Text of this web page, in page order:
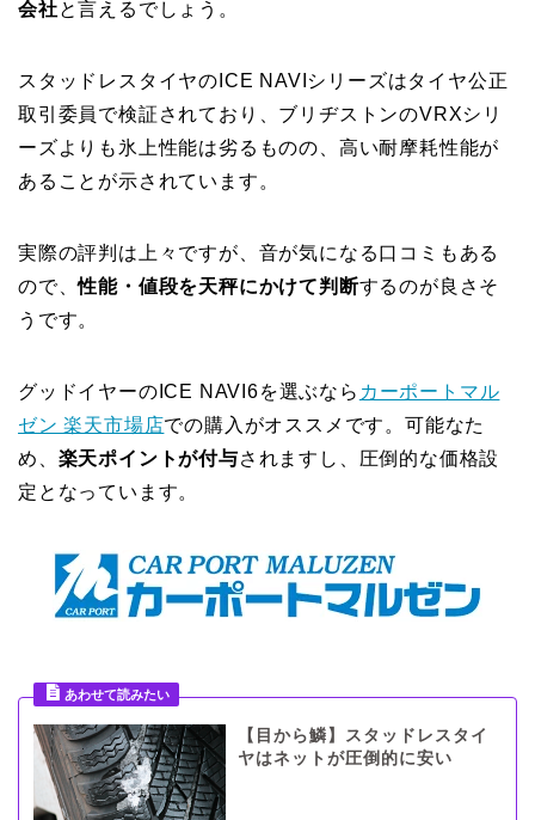
会社と言えるでしょう。
スタッドレスタイヤのICE NAVIシリーズはタイヤ公正
取引委員で検証されており、ブリヂストンのVRXシリ
ーズよりも氷上性能は劣るものの、高い耐摩耗性能が
あることが示されています。
実際の評判は上々ですが、音が気になる口コミもある
ので、性能・値段を天秤にかけて判断するのが良さそ
うです。
グッドイヤーのICE NAVI6を選ぶなら カーポートマル
ゼン 楽天市場店での購入がオススメです。可能なた
め、 楽天ポイントが付与されますし、圧倒的な価格設
定となっています。
【目から鱗】スタッドレスタイ
ヤはネットが圧倒的に安い